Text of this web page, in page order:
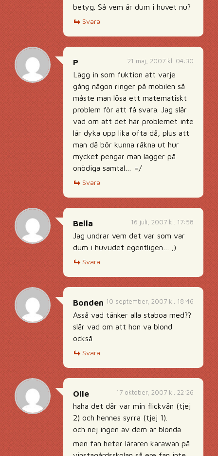
betyg. Så vem är dum i huvet nu?
Svara
21 maj, 2007 kl. 04:30
P
Lägg in som fuktion att varje
gång någon ringer på mobilen så
måste man lösa ett matematiskt
problem för att få svara. Jag slår
vad om att det här problemet inte
lär dyka upp lika ofta då, plus att
man då bör kunna räkna ut hur
mycket pengar man lägger på
onödiga samtal… =/
Svara
16 juli, 2007 kl. 17:58
Bella
Jag undrar vem det var som var
dum i huvudet egentligen… ;)
Svara
10 september, 2007 kl. 18:46
Bonden
Asså vad tänker alla staboa med??
slår vad om att hon va blond
också
Svara
17 oktober, 2007 kl. 22:26
Olle
haha det där var min flickvän (tjej
2) och hennes syrra (tjej 1).
och nej ingen av dem är blonda
men fan heter läraren karawan på